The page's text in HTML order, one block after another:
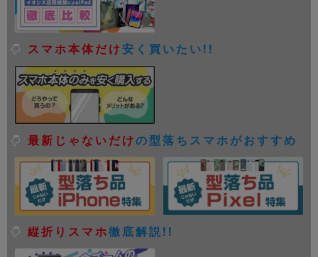
スマホ本体だけ安く買いたい!!
最新じゃないだけの型落ちスマホがおすすめ
縦折りスマホ徹底解説!!